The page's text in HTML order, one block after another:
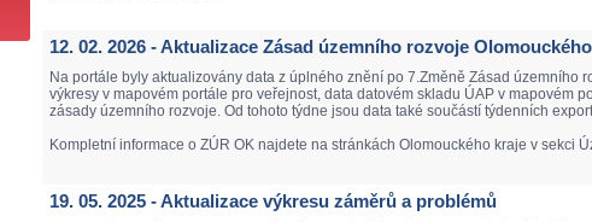
12. 02. 2026 - Aktualizace Zásad územního rozvoje
Na portále byly aktualizovány data z úplného znění po 7.Změně Zásad
výkresy v mapovém portále pro veřejnost, data datovém skladu ÚAP v mapovém
zásady územního rozvoje. Od tohoto týdne jsou data také součástí týdenních
Kompletní informace o ZÚR OK najdete na stránkách Olomouckého kraje v sekci
19. 05. 2025 - Aktualizace výkresu záměrů a problémů